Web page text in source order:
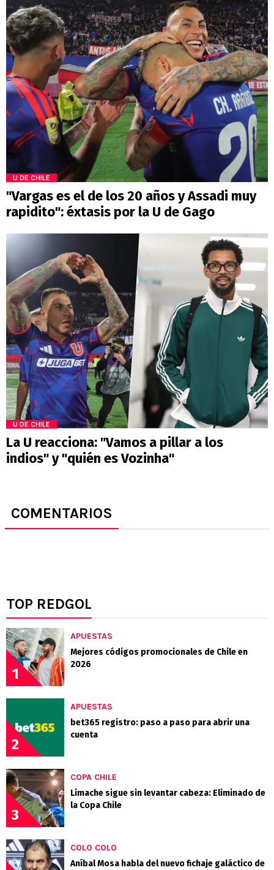
U DE CHILE
"Vargas es el de los 20 años y Assadi muy
rapidito": éxtasis por la U de Gago
U DE CHILE
La U reacciona: "Vamos a pillar a los
indios" y "quién es Vozinha"
COMENTARIOS
TOP REDGOL
1
APUESTAS
Mejores códigos promocionales de Chile en
2026
2
APUESTAS
bet365 registro: paso a paso para abrir una
cuenta
3
COPA CHILE
Limache sigue sin levantar cabeza: Eliminado de
la Copa Chile
COLO COLO
Aníbal Mosa habla del nuevo fichaje galáctico de